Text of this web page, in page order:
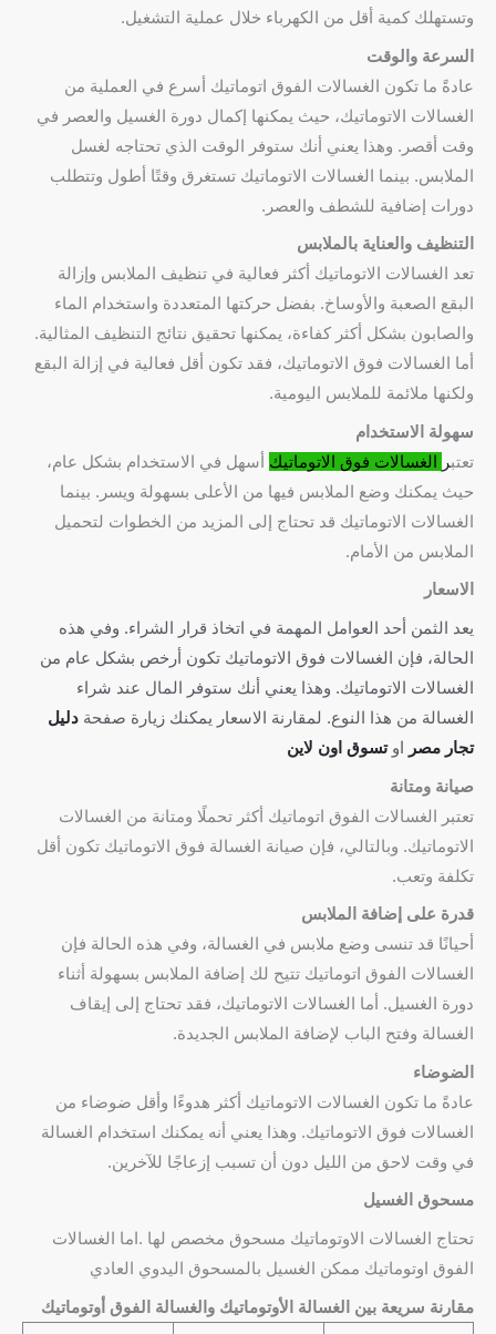
وتستهلك كمية أقل من الكهرباء خلال عملية التشغيل.
السرعة والوقت
عادةً ما تكون الغسالات الفوق اتوماتيك أسرع في العملية من
الغسالات الاتوماتيك، حيث يمكنها إكمال دورة الغسيل والعصر في
وقت أقصر. وهذا يعني أنك ستوفر الوقت الذي تحتاجه لغسل
الملابس. بينما الغسالات الاتوماتيك تستغرق وقتًا أطول وتتطلب
دورات إضافية للشطف والعصر.
التنظيف والعناية بالملابس
تعد الغسالات الاتوماتيك أكثر فعالية في تنظيف الملابس وإزالة
البقع الصعبة والأوساخ. بفضل حركتها المتعددة واستخدام الماء
والصابون بشكل أكثر كفاءة، يمكنها تحقيق نتائج التنظيف المثالية.
أما الغسالات فوق الاتوماتيك، فقد تكون أقل فعالية في إزالة البقع
ولكنها ملائمة للملابس اليومية.
سهولة الاستخدام
تعتبر الغسالات فوق الاتوماتيك أسهل في الاستخدام بشكل عام،
حيث يمكنك وضع الملابس فيها من الأعلى بسهولة ويسر. بينما
الغسالات الاتوماتيك قد تحتاج إلى المزيد من الخطوات لتحميل
الملابس من الأمام.
الاسعار
يعد الثمن أحد العوامل المهمة في اتخاذ قرار الشراء. وفي هذه
الحالة، فإن الغسالات فوق الاتوماتيك تكون أرخص بشكل عام من
الغسالات الاتوماتيك. وهذا يعني أنك ستوفر المال عند شراء
الغسالة من هذا النوع. لمقارنة الاسعار يمكنك زيارة صفحة دليل
تجار مصر اوتسوق اون لاين
صيانة ومتانة
تعتبر الغسالات الفوق اتوماتيك أكثر تحملًا ومتانة من الغسالات
الاتوماتيك. وبالتالي، فإن صيانة الغسالة فوق الاتوماتيك تكون أقل
تكلفة وتعب.
قدرة على إضافة الملابس
أحيانًا قد تنسى وضع ملابس في الغسالة، وفي هذه الحالة فإن
الغسالات الفوق اتوماتيك تتيح لك إضافة الملابس بسهولة أثناء
دورة الغسيل. أما الغسالات الاتوماتيك، فقد تحتاج إلى إيقاف
الغسالة وفتح الباب لإضافة الملابس الجديدة.
الضوضاء
عادةً ما تكون الغسالات الاتوماتيك أكثر هدوءًا وأقل ضوضاء من
الغسالات فوق الاتوماتيك. وهذا يعني أنه يمكنك استخدام الغسالة
في وقت لاحق من الليل دون أن تسبب إزعاجًا للآخرين.
مسحوق الغسيل
تحتاج الغسالات الاوتوماتيك مسحوق مخصص لها .اما الغسالات
الفوق اوتوماتيك ممكن الغسيل بالمسحوق اليدوي العادي
مقارنة سريعة بين الغسالة الأوتوماتيك والغسالة الفوق أوتوماتيك